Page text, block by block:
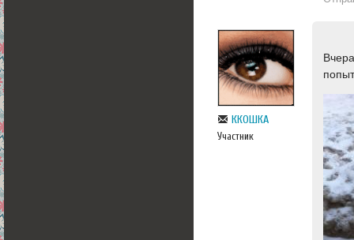
ККОШКА
Участник